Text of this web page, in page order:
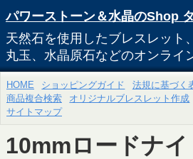
パワーストーン＆水晶のShop
天然石を使用したブレスレット
丸玉、水晶原石などのオンライ
HOME ショッピングガイド 法規に基づく
商品複合検索
オリジナルブレスレット作成
サイトマップ
10mmロードナ